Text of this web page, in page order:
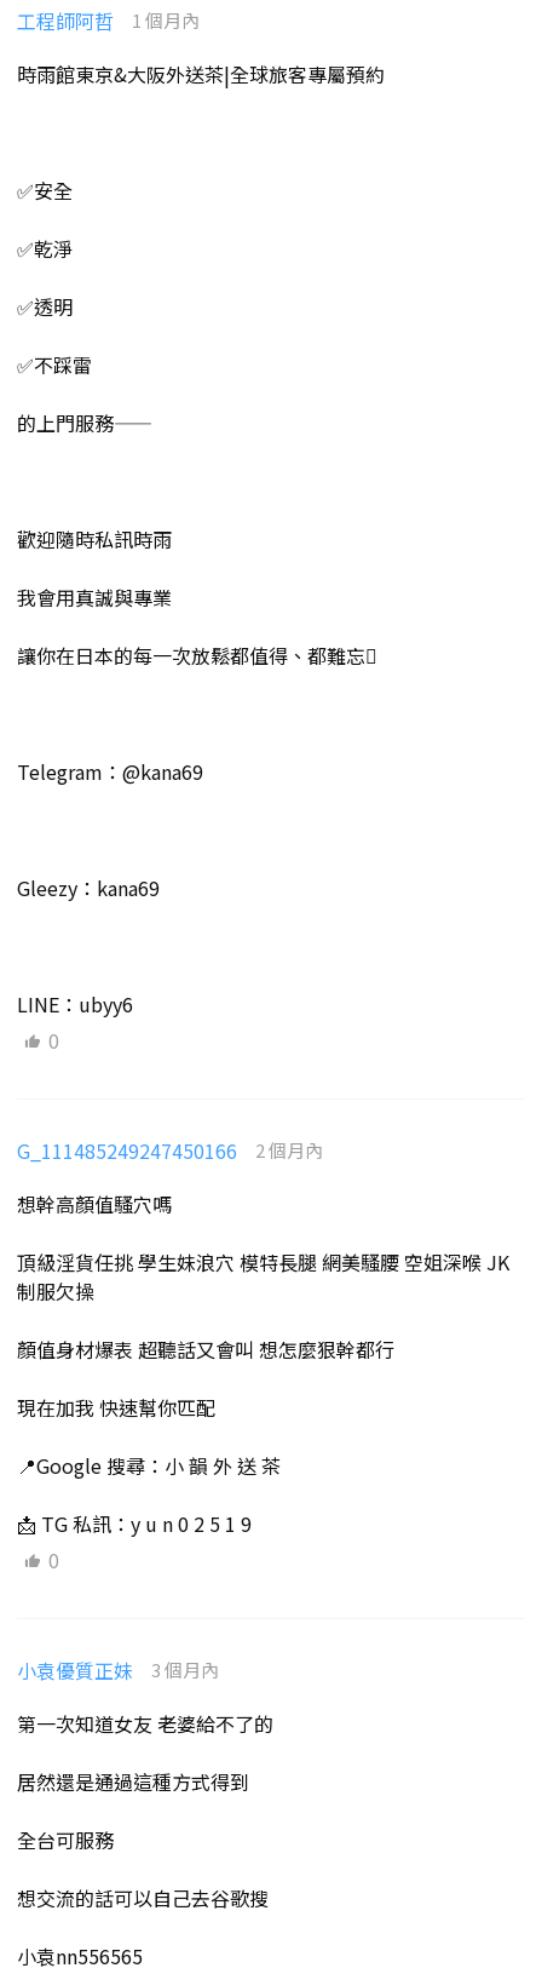
工程師阿哲 1 個月內
時雨館東京&大阪外送茶|全球旅客專屬預約
✅安全
✅乾淨
✅透明
✅不踩雷
的上門服務——
歡迎隨時私訊時雨
我會用真誠與專業
讓你在日本的每一次放鬆都值得、都難忘
Telegram：@kana69
Gleezy：kana69
LINE：ubyy6
0
G_111485249247450166 2 個月內
想幹高顏值騷穴嗎
頂級淫貨任挑 學生妹浪穴 模特長腿 網美騷腰 空姐深喉 JK
制服欠操
顏值身材爆表 超聽話又會叫 想怎麼狠幹都行
現在加我 快速幫你匹配
📍Google 搜尋：小 韻 外 送 茶
📩 TG 私訊：y u n 0 2 5 1 9
0
小袁優質正妹 3 個月內
第一次知道女友 老婆給不了的
居然還是通過這種方式得到
全台可服務
想交流的話可以自己去谷歌搜
小袁nn556565